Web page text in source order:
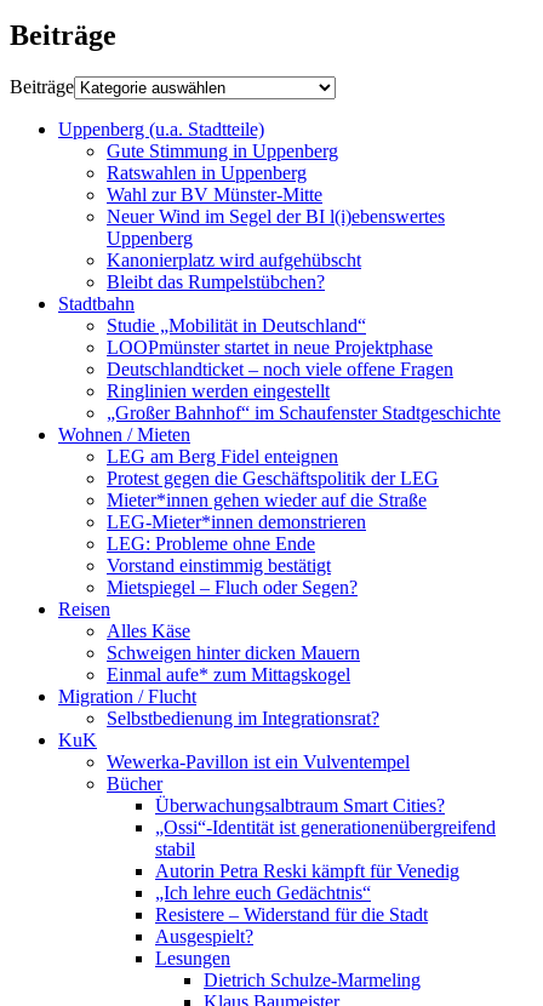
Beiträge
Beiträge
Uppenberg (u.a. Stadtteile)
Gute Stimmung in Uppenberg
Ratswahlen in Uppenberg
Wahl zur BV Münster-Mitte
Neuer Wind im Segel der BI l(i)ebenswertes
Uppenberg
Kanonierplatz wird aufgehübscht
Bleibt das Rumpelstübchen?
Stadtbahn
Studie „Mobilität in Deutschland“
LOOPmünster startet in neue Projektphase
Deutschlandticket – noch viele offene Fragen
Ringlinien werden eingestellt
„Großer Bahnhof“ im Schaufenster Stadtgeschichte
Wohnen / Mieten
LEG am Berg Fidel enteignen
Protest gegen die Geschäftspolitik der LEG
Mieter*innen gehen wieder auf die Straße
LEG-Mieter*innen demonstrieren
LEG: Probleme ohne Ende
Vorstand einstimmig bestätigt
Mietspiegel – Fluch oder Segen?
Reisen
Alles Käse
Schweigen hinter dicken Mauern
Einmal aufe* zum Mittagskogel
Migration / Flucht
Selbstbedienung im Integrationsrat?
KuK
Wewerka-Pavillon ist ein Vulventempel
Bücher
Überwachungsalbtraum Smart Cities?
„Ossi“-Identität ist generationenübergreifend
stabil
Autorin Petra Reski kämpft für Venedig
„Ich lehre euch Gedächtnis“
Resistere – Widerstand für die Stadt
Ausgespielt?
Lesungen
Dietrich Schulze-Marmeling
Klaus Baumeister